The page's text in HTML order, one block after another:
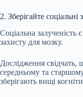
2. Зберігайте соціальні
Соціальна залученість
захисту для мозку.
Дослідження свідчать,
середньому та
зберігають вищі